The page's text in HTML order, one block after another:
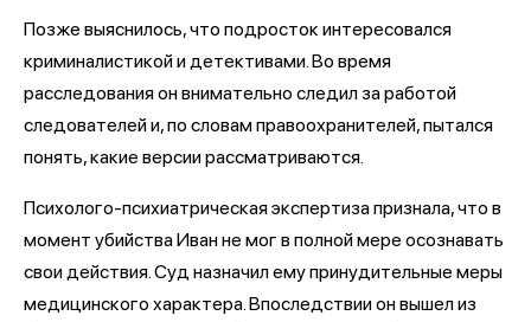
Позже выяснилось, что подросток интересовался
криминалистикой и детективами. Во время
расследования он внимательно следил за работой
следователей и, по словам правоохранителей, пытался
понять, какие версии рассматриваются.
Психолого-психиатрическая экспертиза признала, что в
момент убийства Иван не мог в полной мере осознавать
свои действия. Суд назначил ему принудительные меры
медицинского характера. Впоследствии он вышел из